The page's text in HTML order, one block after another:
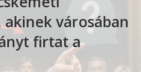
városában
firtat a